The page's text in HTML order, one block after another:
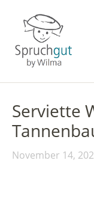
Serviette
November 14,